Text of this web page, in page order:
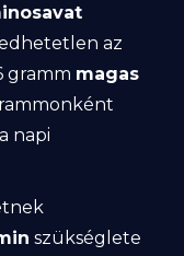
az
gramm magas
napi
szükséglete